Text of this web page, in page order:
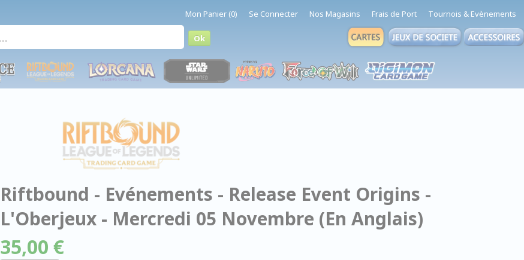
Mon Panier (0) Se Connecter Nos Magasins Frais de Port Tournois & Evènements
Riftbound - Evénements - Release Event Origins -
L'Oberjeux - Mercredi 05 Novembre (En Anglais)
35,00 €